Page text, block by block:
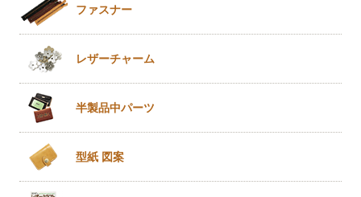
ファスナー
レザーチャーム
半製品中パーツ
型紙 図案